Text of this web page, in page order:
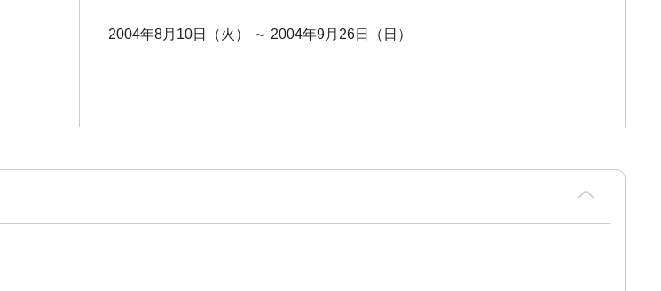
2004年8月10日（火） ～ 2004年9月26日（日）